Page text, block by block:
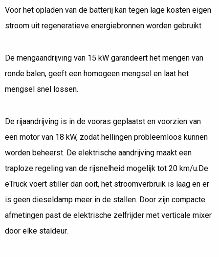
Voor het opladen van de batterij kan tegen lage kosten eigen
stroom uit regeneratieve energiebronnen worden gebruikt.
De mengaandrijving van 15 kW garandeert het mengen van
ronde balen, geeft een homogeen mengsel en laat het
mengsel snel lossen.
De rijaandrijving is in de vooras geplaatst en voorzien van
een motor van 18 kW, zodat hellingen probleemloos kunnen
worden beheerst. De elektrische aandrijving maakt een
traploze regeling van de rijsnelheid mogelijk tot 20 km/u.De
eTruck voert stiller dan ooit, het stroomverbruik is laag en er
is geen dieseldamp meer in de stallen. Door zijn compacte
afmetingen past de elektrische zelfrijder met verticale mixer
door elke staldeur.